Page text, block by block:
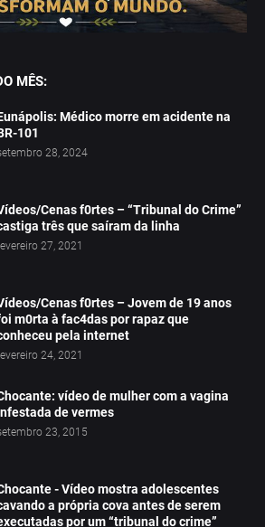
MÊS:
Médico morre em acidente na
101
28, 2024
Cenas f0rtes – “Tribunal do Crime”
três que saíram da linha
27, 2021
Cenas f0rtes – Jovem de 19 anos
m0rta à fac4das por rapaz que
pela internet
24, 2021
vídeo de mulher com a vagina
de vermes
23, 2015
- Vídeo mostra adolescentes
a própria cova antes de serem
por um “tribunal do crime”